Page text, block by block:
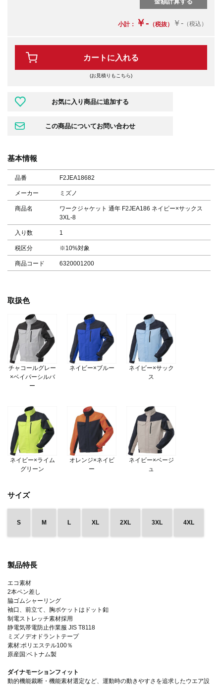
小計： ￥- （税抜） ￥- （税込）
カートに入れる
(お見積りもこちら)
基本情報
品番 F2JEA18682
メーカー ミズノ
商品名
ワークジャケット 通年 F2JEA186 ネイビー×サックス
3XL-8
入り数 1
税区分 ※10%対象
商品コード 6320001200
取扱色
チャコールグレー
×ベイパーシルバ
ー
ネイビー×ブルー
ネイビー×サック
ス
ネイビー×ライム
グリーン
オレンジ×ネイビ
ー
ネイビー×ベージ
ュ
サイズ
S M L XL 2XL 3XL 4XL
製品特長
エコ素材
2本ペン差し
脇ゴムシャーリング
袖口、前立て、胸ポケットはドット釦
制電ストレッチ素材採用
静電気帯電防止作業服 JIS T8118
ミズノデオドラントテープ
素材:ポリエステル100％
原産国:ベトナム製
ダイナモーションフィット
動的機能裁断・機能素材選定など、運動時の動きやすさを追求したウエア設